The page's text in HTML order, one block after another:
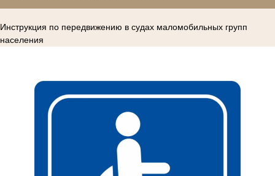
Инструкция по передвижению в судах маломобильных групп
населения